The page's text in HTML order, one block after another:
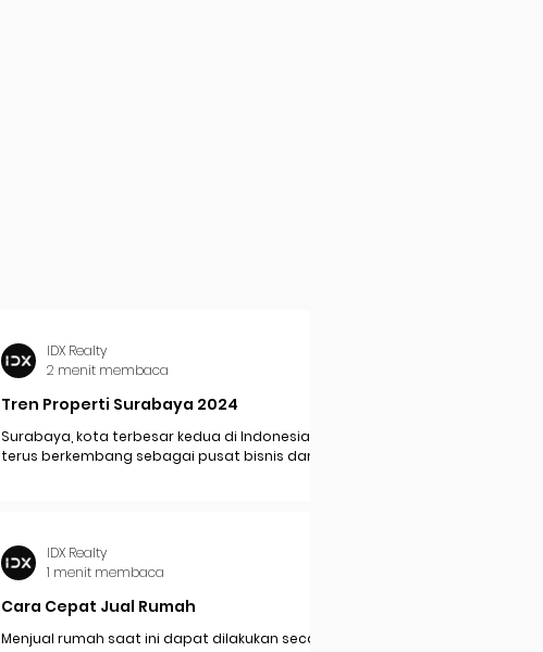
Tren Properti Surabaya 2024
Surabaya, kota terbesar kedua di Indonesia,
terus berkembang sebagai pusat bisnis dan
IDX Realty
2 menit membaca
Cara Cepat Jual Rumah
Menjual rumah saat ini dapat dilakukan secara
IDX Realty
1 menit membaca